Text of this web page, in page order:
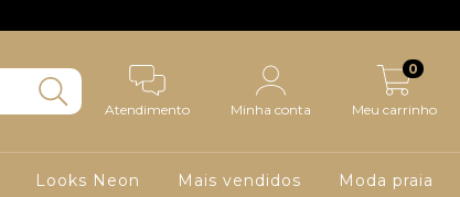
Atendimento Minha conta Meu carrinho
0
Looks Neon Mais vendidos Moda praia